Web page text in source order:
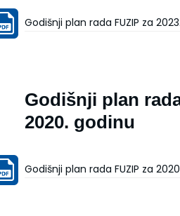
Godišnji plan rada FUZIP za
Godišnji plan
2020. godinu
Godišnji plan rada FUZIP za